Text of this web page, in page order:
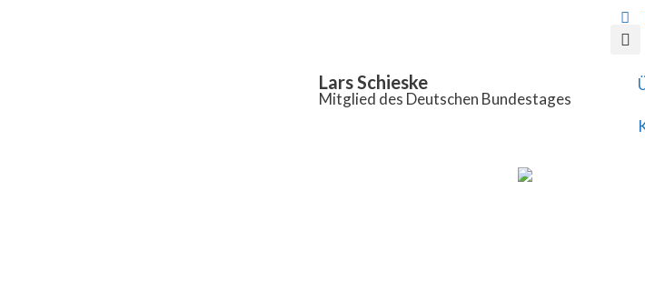
Lars Schieske
Mitglied des Deutschen Bundestages